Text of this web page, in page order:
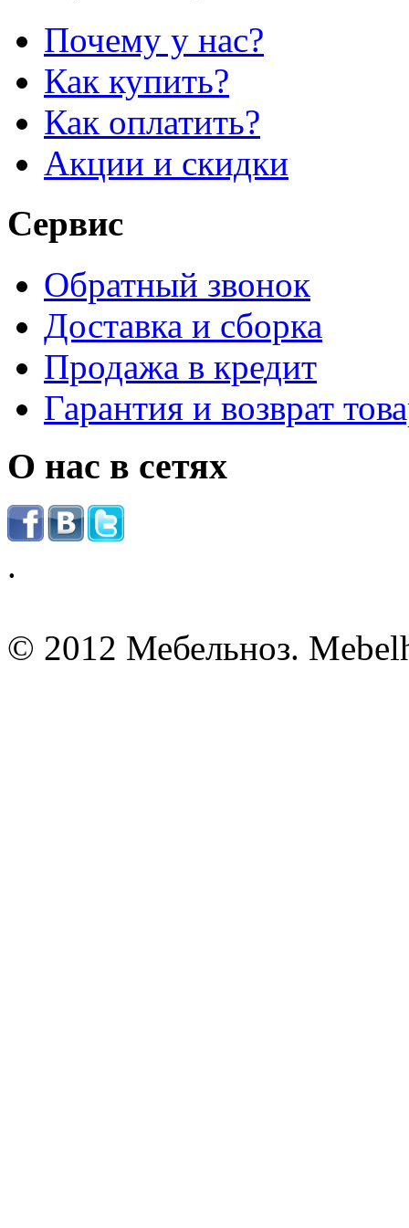
Почему у нас?
Как купить?
Как оплатить?
Акции и скидки
Сервис
Обратный звонок
Доставка и сборка
Продажа в кредит
Гарантия и возврат
О нас в сетях
.
© 2012 Мебельноз.